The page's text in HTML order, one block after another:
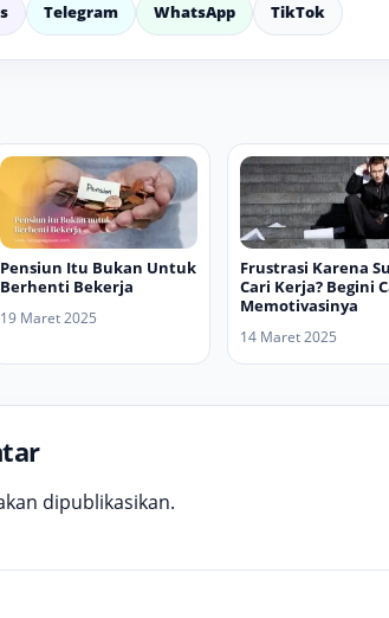
Telegram WhatsApp TikTok
Pensiun Itu Bukan Untuk
Berhenti Bekerja
19 Maret 2025
Frustrasi Karena
Cari Kerja? Begini
Memotivasinya
14 Maret 2025
dipublikasikan.